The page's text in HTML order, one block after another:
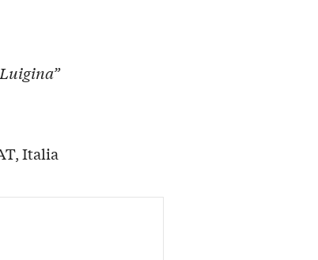
Italia